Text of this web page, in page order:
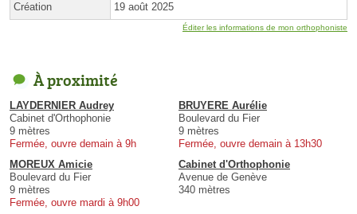
Création 19 août 2025
Éditer les informations de mon orthophoniste
À proximité
LAYDERNIER Audrey
Cabinet d'Orthophonie
9 mètres
Fermée, ouvre demain à 9h
BRUYERE Aurélie
Boulevard du Fier
9 mètres
Fermée, ouvre demain à 13h30
MOREUX Amicie
Boulevard du Fier
9 mètres
Fermée, ouvre mardi à 9h00
Cabinet d'Orthophonie
Avenue de Genève
340 mètres